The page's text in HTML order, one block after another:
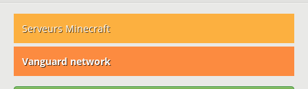
Serveurs Minecraft
Vanguard network